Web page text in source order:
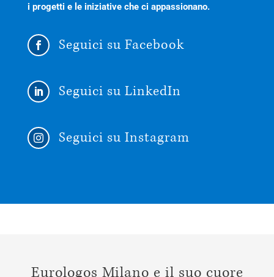
i progetti e le iniziative che ci appassionano.
 Seguici su Facebook
 Seguici su LinkedIn
 Seguici su Instagram
Eurologos Milano e il suo cuore